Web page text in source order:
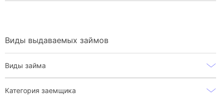
Виды выдаваемых займов
Виды займа
Категория заемщика